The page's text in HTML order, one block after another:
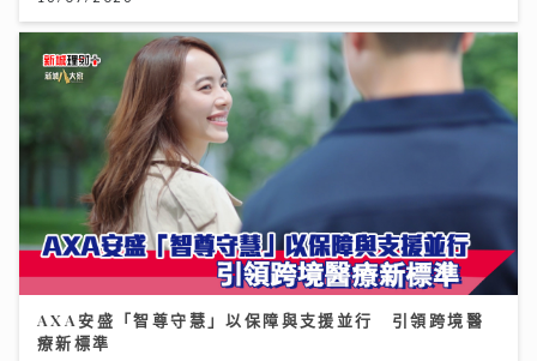
AXA安盛「智尊守慧」以保障與支援並行 引領跨境醫
療新標準